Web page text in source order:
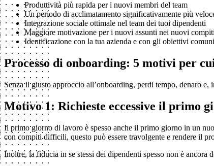
Produttività più rapida per i nuovi membri del team
Un periodo di acclimatamento significativamente più
Integrazione sociale ottimale nel team dei tuoi dipendenti
Maggiore motivazione per i nuovi assunti nei nuovi
Identificazione con la tua azienda e con gli obiettivi comuni
Processo di onboarding: 5 motivi per
Senza il giusto approccio all’onboarding, perdi tempo, denaro
Motivo 1: Richieste eccessive il primo
Il primo giorno di lavoro è spesso anche il primo giorno in un
con compiti difficili, questo può essere travolgente e rendere il
Inoltre, la fiducia in se stessi dei dipendenti spesso non è